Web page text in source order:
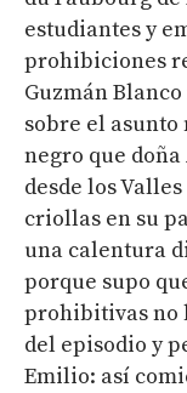
estudiantes y
prohibiciones
Guzmán
sobre el asunto
negro que
desde los
criollas en su
una calentura
porque supo
prohibitivas no
del episodio y
Emilio: así